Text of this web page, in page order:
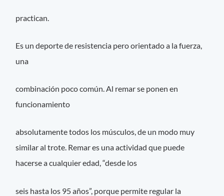
practican.
Es un deporte de resistencia pero orientado a la fuerza,
una
combinación poco común. Al remar se ponen en
funcionamiento
absolutamente todos los músculos, de un modo muy
similar al trote. Remar es una actividad que puede
hacerse a cualquier edad, “desde los
seis hasta los 95 años”, porque permite regular la